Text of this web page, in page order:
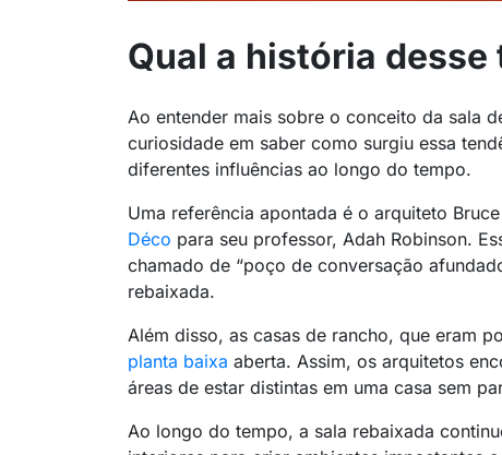
Qual a história
Ao entender mais sobre o conceito da sala
curiosidade em saber como surgiu essa
diferentes influências ao longo do tempo.
Uma referência apontada é o arquiteto
Déco para seu professor, Adah Robinson.
chamado de “poço de conversação
rebaixada.
Além disso, as casas de rancho, que eram
planta baixa aberta. Assim, os arquitetos
áreas de estar distintas em uma casa sem
Ao longo do tempo, a sala rebaixada